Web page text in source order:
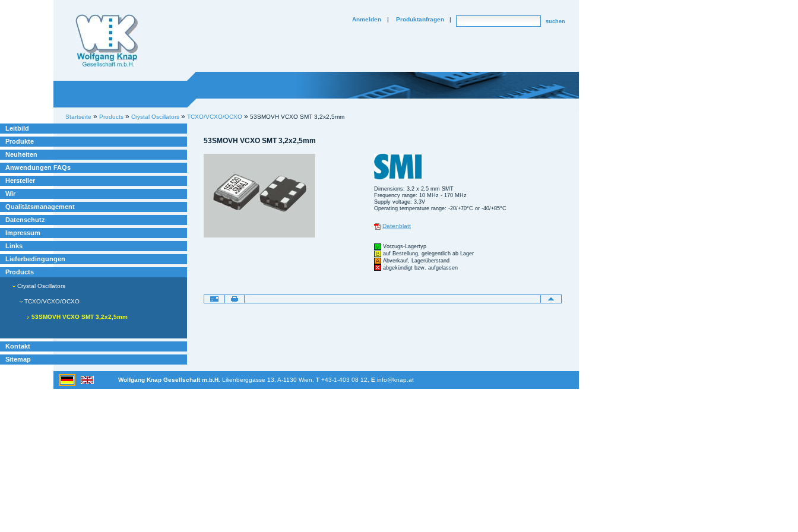
suchen
Anmelden | Produktanfragen |
Sektionen
Benutzerspezifische
Werkzeuge
Startseite » Products » Crystal Oscillators » TCXO/VCXO/OCXO » 53SMOVH VCXO SMT 3,2x2,5mm
Leitbild
Produkte
Neuheiten
Anwendungen FAQs
Hersteller
Wir
Qualitätsmanagement
Datenschutz
Impressum
Links
Lieferbedingungen
Products
Crystal Oscillators
TCXO/VCXO/OCXO
53SMOVH VCXO SMT 3,2x2,5mm
Kontakt
Sitemap
53SMOVH VCXO SMT 3,2x2,5mm
Dimensions: 3,2 x 2,5 mm SMT
Frequency range: 10 MHz - 170 MHz
Supply voltage: 3,3V
Operating temperature range: -20/+70°C or -40/+85°C
Datenblatt
Vorzugs-Lagertyp
auf Bestellung, gelegentlich ab Lager
Abverkauf, Lagerüberstand
abgekündigt bzw. aufgelassen
Artikelaktionen
Wolfgang Knap Gesellschaft m.b.H. Lilienberggasse 13, A-1130 Wien, T +43-1-403 08 12, E info@knap.at